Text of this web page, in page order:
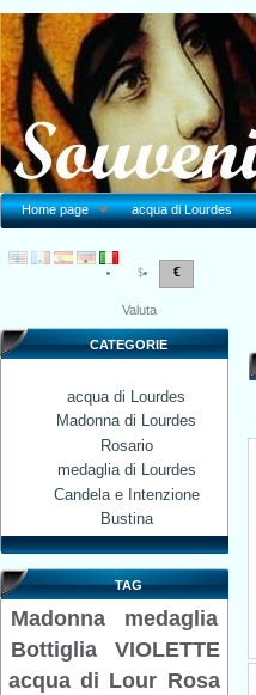
Home page acqua di Lourdes
$ €
Valuta
CATEGORIE
acqua di Lourdes
Madonna di Lourdes
Rosario
medaglia di Lourdes
Candela e Intenzione
Bustina
TAG
Madonna
medaglia
Bottiglia VIOLETTE
acqua di Lour Rosa